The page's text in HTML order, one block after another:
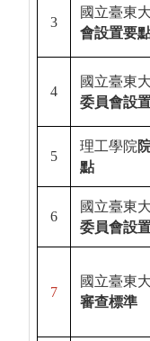
3
國立臺東
會設置要
4
國立臺東
委員會設
5
理工學院
點
6
國立臺東
委員會設
7
國立臺東
審查標準